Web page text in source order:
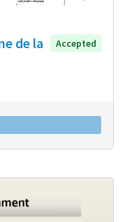
de la
Accepted